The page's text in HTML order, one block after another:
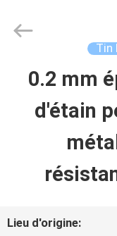
MAISON
PRODUITS
VIDÉOS
QUANYE
METAL
Tin
0.2 mm
d'étain
Lieu d'origine: